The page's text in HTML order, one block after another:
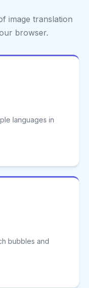
image translation
browser.
languages in
bubbles and